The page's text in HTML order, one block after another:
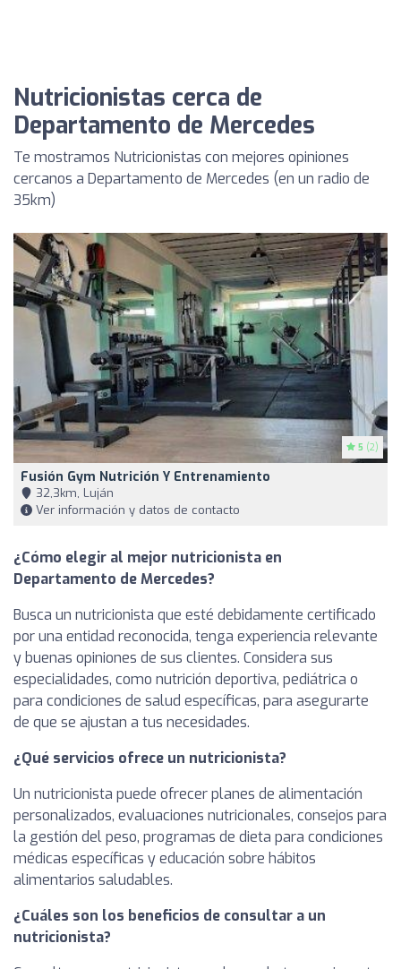
Nutricionistas cerca de
Departamento de Mercedes
Te mostramos Nutricionistas con mejores opiniones
cercanos a Departamento de Mercedes (en un radio de
35km)
5 (2)
Fusión Gym Nutrición Y Entrenamiento
32,3km, Luján
Ver información y datos de contacto
¿Cómo elegir al mejor nutricionista en
Departamento de Mercedes?
Busca un nutricionista que esté debidamente certificado
por una entidad reconocida, tenga experiencia relevante
y buenas opiniones de sus clientes. Considera sus
especialidades, como nutrición deportiva, pediátrica o
para condiciones de salud específicas, para asegurarte
de que se ajustan a tus necesidades.
¿Qué servicios ofrece un nutricionista?
Un nutricionista puede ofrecer planes de alimentación
personalizados, evaluaciones nutricionales, consejos para
la gestión del peso, programas de dieta para condiciones
médicas específicas y educación sobre hábitos
alimentarios saludables.
¿Cuáles son los beneficios de consultar a un
nutricionista?